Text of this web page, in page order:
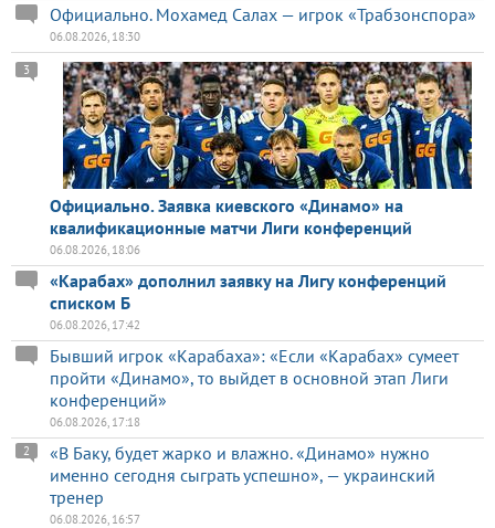
Официально. Мохамед Салах — игрок «Трабзонспора»
06.08.2026, 18:30
Официально. Заявка киевского «Динамо» на
квалификационные матчи Лиги конференций
3
06.08.2026, 18:06
«Карабах» дополнил заявку на Лигу конференций
списком Б
06.08.2026, 17:42
Бывший игрок «Карабаха»: «Если «Карабах» сумеет
пройти «Динамо», то выйдет в основной этап Лиги
конференций»
06.08.2026, 17:18
«В Баку, будет жарко и влажно. «Динамо» нужно
именно сегодня сыграть успешно», — украинский
тренер
2
06.08.2026, 16:57